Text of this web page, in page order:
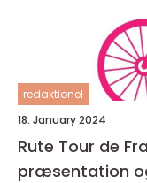
redaktionel
18. January 2024
Rute Tour de
præsentation